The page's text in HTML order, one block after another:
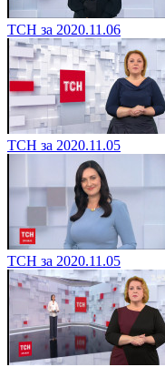
ТСН за 2020.11.06
ТСН за 2020.11.05
ТСН за 2020.11.05